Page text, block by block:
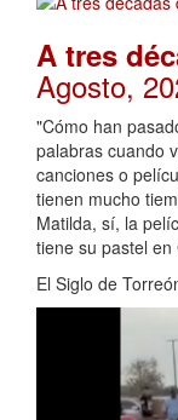
A tres
Agosto,
"Cómo han
palabras cuando
canciones o
tienen mucho
Matilda, sí, la
tiene su pastel
El Siglo de